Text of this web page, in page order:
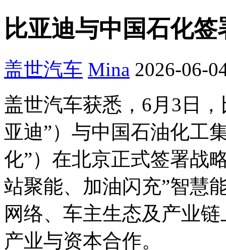
比亚迪与中国石化
盖世汽车 Mina 2026-06-
盖世汽车获悉，6月3日
亚迪”）与中国石油化工
化”）在北京正式签署战
站聚能、加油闪充”智慧
网络、车主生态及产业
产业与资本合作。